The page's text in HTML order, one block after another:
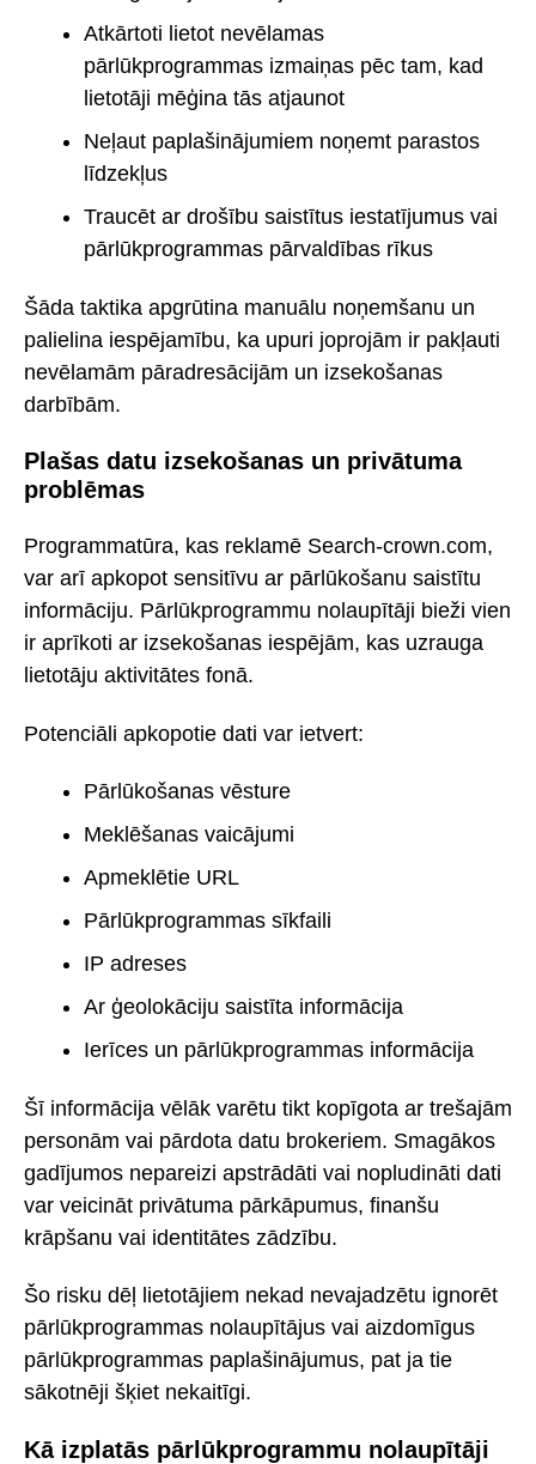
Atkārtoti lietot nevēlamas
pārlūkprogrammas izmaiņas pēc tam, kad
lietotāji mēģina tās atjaunot
Neļaut paplašinājumiem noņemt parastos
līdzekļus
Traucēt ar drošību saistītus iestatījumus vai
pārlūkprogrammas pārvaldības rīkus
Šāda taktika apgrūtina manuālu noņemšanu un
palielina iespējamību, ka upuri joprojām ir pakļauti
nevēlamām pāradresācijām un izsekošanas
darbībām.
Plašas datu izsekošanas un privātuma
problēmas
Programmatūra, kas reklamē Search-crown.com,
var arī apkopot sensitīvu ar pārlūkošanu saistītu
informāciju. Pārlūkprogrammu nolaupītāji bieži vien
ir aprīkoti ar izsekošanas iespējām, kas uzrauga
lietotāju aktivitātes fonā.
Potenciāli apkopotie dati var ietvert:
Pārlūkošanas vēsture
Meklēšanas vaicājumi
Apmeklētie URL
Pārlūkprogrammas sīkfaili
IP adreses
Ar ģeolokāciju saistīta informācija
Ierīces un pārlūkprogrammas informācija
Šī informācija vēlāk varētu tikt kopīgota ar trešajām
personām vai pārdota datu brokeriem. Smagākos
gadījumos nepareizi apstrādāti vai nopludināti dati
var veicināt privātuma pārkāpumus, finanšu
krāpšanu vai identitātes zādzību.
Šo risku dēļ lietotājiem nekad nevajadzētu ignorēt
pārlūkprogrammas nolaupītājus vai aizdomīgus
pārlūkprogrammas paplašinājumus, pat ja tie
sākotnēji šķiet nekaitīgi.
Kā izplatās pārlūkprogrammu nolaupītāji